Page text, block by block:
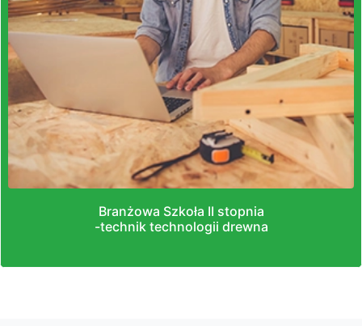
Branżowa Szkoła II stopnia
-technik technologii drewna